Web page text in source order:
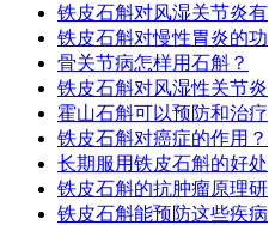
铁皮石斛对风湿关节炎有
铁皮石斛对慢性胃炎的功
骨关节病怎样用石斛？
铁皮石斛对风湿性关节炎
霍山石斛可以预防和治疗
铁皮石斛对癌症的作用？
长期服用铁皮石斛的好处
铁皮石斛的抗肿瘤原理研
铁皮石斛能预防这些疾病